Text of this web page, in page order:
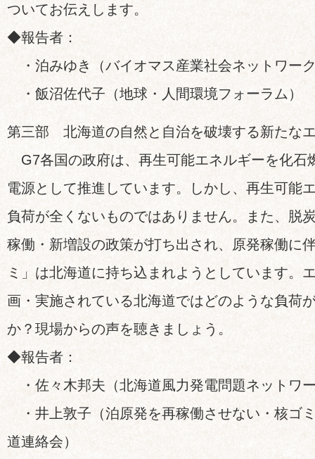
ついてお伝えします。
◆報告者：
・泊みゆき（バイオマス産業社会ネットワー
・飯沼佐代子（地球・人間環境フォーラム）
第三部 北海道の自然と自治を破壊する新たな
G7各国の政府は、再生可能エネルギーを化石
電源として推進しています。しかし、再生可能
負荷が全くないものではありません。また、脱
稼働・新増設の政策が打ち出され、原発稼働に
ミ」は北海道に持ち込まれようとしています。
画・実施されている北海道ではどのような負荷
か？現場からの声を聴きましょう。
◆報告者：
・佐々木邦夫（北海道風力発電問題ネットワ
・井上敦子（泊原発を再稼働させない・核ゴ
道連絡会）